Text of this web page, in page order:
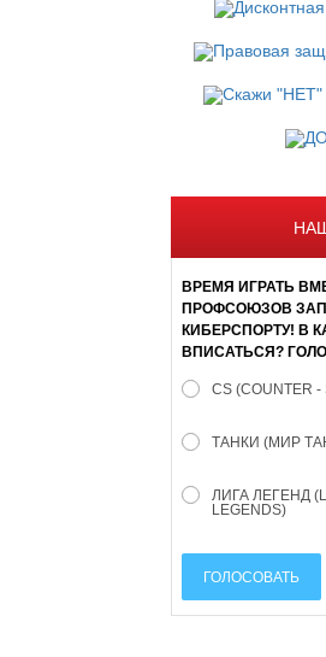
ВРЕМЯ ИГРАТЬ
ПРОФСОЮЗОВ
КИБЕРСПОРТУ! В
ВПИСАТЬСЯ?
CS (COUNTER -
ТАНКИ (МИР
ЛИГА ЛЕГЕНД
LEGENDS)
ГОЛОСОВАТЬ